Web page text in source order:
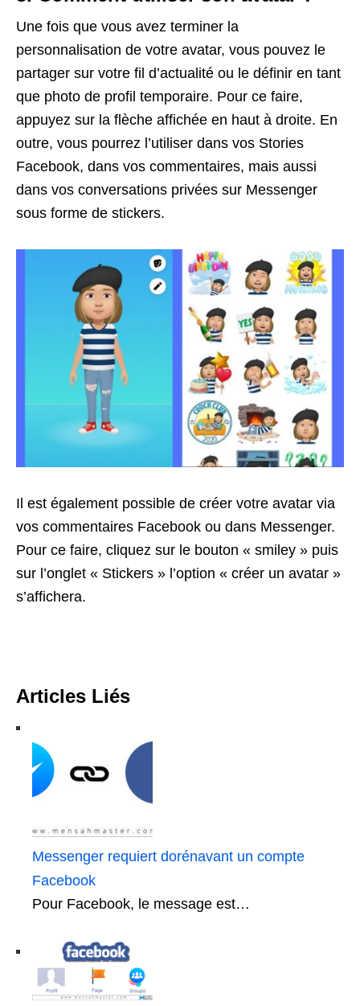
Une fois que vous avez terminer la
personnalisation de votre avatar, vous pouvez le
partager sur votre fil d’actualité ou le définir en tant
que photo de profil temporaire. Pour ce faire,
appuyez sur la flèche affichée en haut à droite. En
outre, vous pourrez l’utiliser dans vos Stories
Facebook, dans vos commentaires, mais aussi
dans vos conversations privées sur Messenger
sous forme de stickers.
Il est également possible de créer votre avatar via
vos commentaires Facebook ou dans Messenger.
Pour ce faire, cliquez sur le bouton « smiley » puis
sur l’onglet « Stickers » l’option « créer un avatar »
s’affichera.
Articles Liés
Messenger requiert dorénavant un compte
Facebook
Pour Facebook, le message est…